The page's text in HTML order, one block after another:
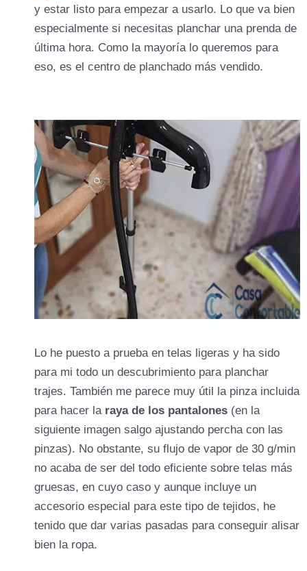
y estar listo para empezar a usarlo. Lo que va bien
especialmente si necesitas planchar una prenda de
última hora. Como la mayoría lo queremos para
eso, es el centro de planchado más vendido.
Lo he puesto a prueba en telas ligeras y ha sido
para mi todo un descubrimiento para planchar
trajes. También me parece muy útil la pinza incluida
para hacer la raya de los pantalones (en la
siguiente imagen salgo ajustando percha con las
pinzas). No obstante, su flujo de vapor de 30 g/min
no acaba de ser del todo eficiente sobre telas más
gruesas, en cuyo caso y aunque incluye un
accesorio especial para este tipo de tejidos, he
tenido que dar varias pasadas para conseguir alisar
bien la ropa.